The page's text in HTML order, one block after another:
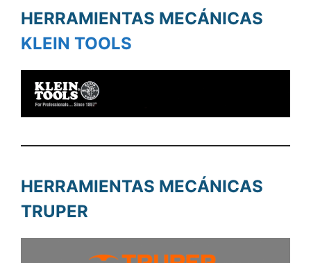
HERRAMIENTAS MECÁNICAS
KLEIN TOOLS
HERRAMIENTAS MECÁNICAS
TRUPER